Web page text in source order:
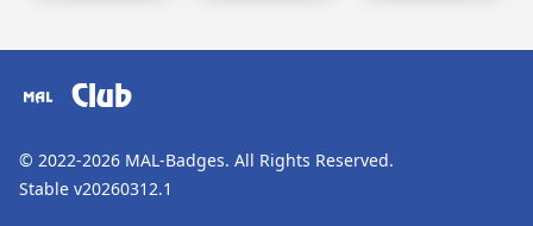
Club
© 2022-2026 MAL-Badges. All Rights Reserved.
Stable v20260312.1